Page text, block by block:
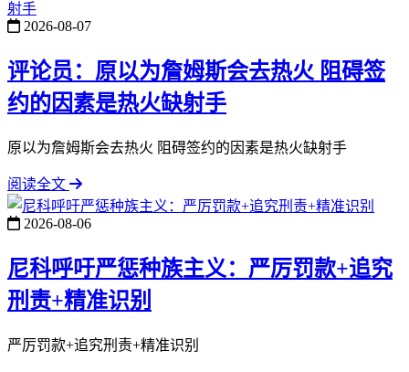
2026-08-07
评论员：原以为詹姆斯会去热火 阻碍签
约的因素是热火缺射手
原以为詹姆斯会去热火 阻碍签约的因素是热火缺射手
阅读全文
2026-08-06
尼科呼吁严惩种族主义：严厉罚款+追究
刑责+精准识别
严厉罚款+追究刑责+精准识别